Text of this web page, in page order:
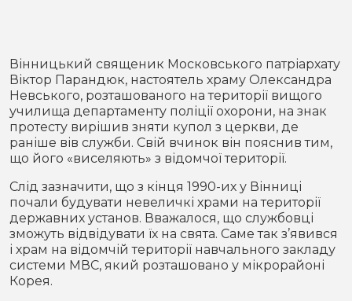
Спорт
Підписатись на нас у Telegram
Вінницький священик Московського патріархату
Віктор Парандюк, настоятель храму Олександра
Невського, розташованого на території вищого
училища департаменту поліції охорони, на знак
протесту вирішив зняти купол з церкви, де
раніше вів служби. Свій вчинок він пояснив тим,
що його «виселяють» з відомчої території.
Слід зазначити, що з кінця 1990-их у Вінниці
почали будувати невеличкі храми на території
державних установ. Вважалося, що службовці
зможуть відвідувати їх на свята. Саме так з’явився
і храм на відомчій території навчального закладу
системи МВС, який розташовано у мікрорайоні
Корея.